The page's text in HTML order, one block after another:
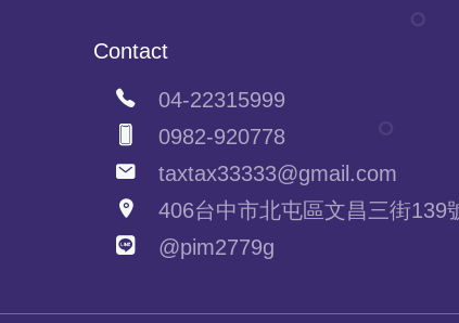
Contact
04-22315999
0982-920778
taxtax33333@gmail.com
406台中市北屯區文昌三街139
@pim2779g